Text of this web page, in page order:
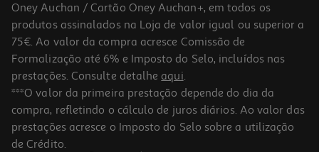
Oney Auchan / Cartão Oney Auchan+, em todos os
produtos assinalados na Loja de valor igual ou superior a
75€. Ao valor da compra acresce Comissão de
Formalização até 6% e Imposto do Selo, incluídos nas
prestações. Consulte detalhe aqui.
***O valor da primeira prestação depende do dia da
compra, refletindo o cálculo de juros diários. Ao valor das
prestações acresce o Imposto do Selo sobre a utilização
de Crédito.